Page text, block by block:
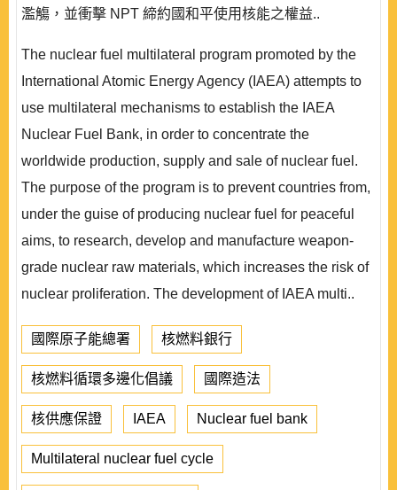
濫觴，並衝擊 NPT 締約國和平使用核能之權益..
The nuclear fuel multilateral program promoted by the
International Atomic Energy Agency (IAEA) attempts to
use multilateral mechanisms to establish the IAEA
Nuclear Fuel Bank, in order to concentrate the
worldwide production, supply and sale of nuclear fuel.
The purpose of the program is to prevent countries from,
under the guise of producing nuclear fuel for peaceful
aims, to research, develop and manufacture weapon-
grade nuclear raw materials, which increases the risk of
nuclear proliferation. The development of IAEA multi..
國際原子能總署 核燃料銀行
核燃料循環多邊化倡議 國際造法
核供應保證 IAEA Nuclear fuel bank
Multilateral nuclear fuel cycle